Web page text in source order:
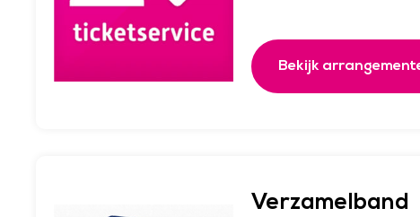
Bekijk
Verzamelband